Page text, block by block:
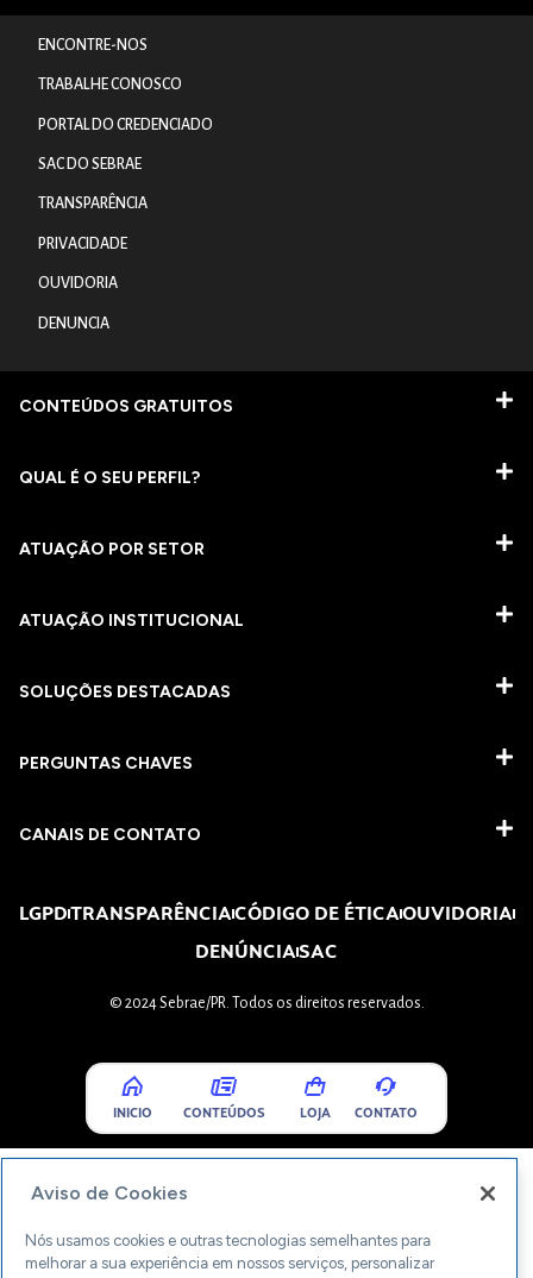
ENCONTRE-NOS
TRABALHE CONOSCO
PORTAL DO CREDENCIADO
SAC DO SEBRAE
TRANSPARÊNCIA
PRIVACIDADE
OUVIDORIA
DENUNCIA
CONTEÚDOS GRATUITOS
QUAL É O SEU PERFIL?
ATUAÇÃO POR SETOR
ATUAÇÃO INSTITUCIONAL
SOLUÇÕES DESTACADAS
PERGUNTAS CHAVES​
CANAIS DE CONTATO
LGPDTRANSPARÊNCIACÓDIGO DE ÉTICAOUVIDORIA
DENÚNCIASAC
© 2024 Sebrae/PR. Todos os direitos reservados.
INICIO CONTEÚDOS LOJA CONTATO
Aviso de Cookies
Nós usamos cookies e outras tecnologias semelhantes para
melhorar a sua experiência em nossos serviços, personalizar